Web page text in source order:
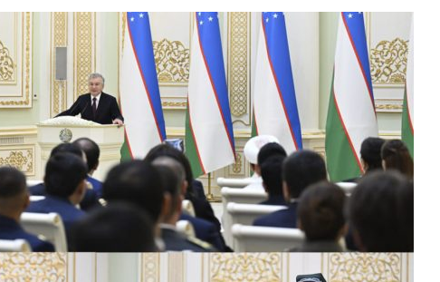
ВАКИЛЛИГИ